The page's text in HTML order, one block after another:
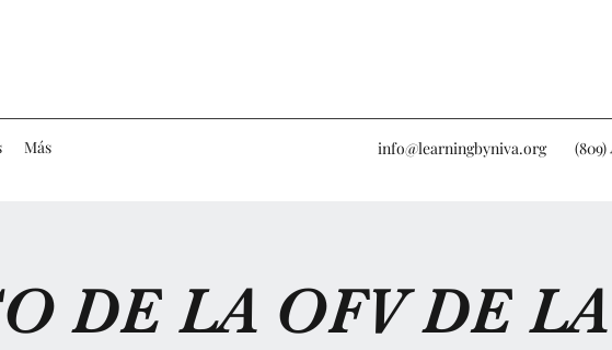
Más info@learningbyniva.org (809)
DE LA OFV DE LA